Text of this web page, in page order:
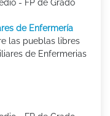
- FP de Grado
de Enfermería
las pueblas libres
de Enfermerias